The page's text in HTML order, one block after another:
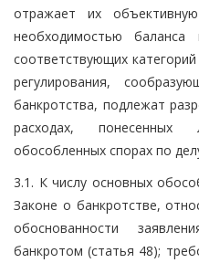
отражает их
необходимостью
соответствующих
регулирования,
банкротства, подлежат
расходах,
обособленных спорах по
3.1. К числу основных
Законе о банкротстве,
обоснованности
банкротом (статья 48);